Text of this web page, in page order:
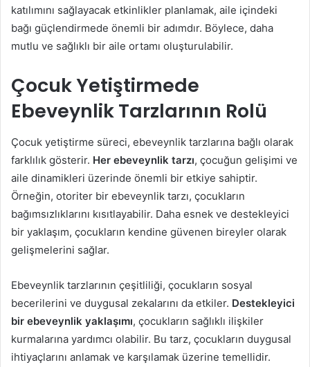
katılımını sağlayacak etkinlikler planlamak, aile içindeki
bağı güçlendirmede önemli bir adımdır. Böylece, daha
mutlu ve sağlıklı bir aile ortamı oluşturulabilir.
Çocuk Yetiştirmede
Ebeveynlik Tarzlarının Rolü
Çocuk yetiştirme süreci, ebeveynlik tarzlarına bağlı olarak
farklılık gösterir. Her ebeveynlik tarzı, çocuğun gelişimi ve
aile dinamikleri üzerinde önemli bir etkiye sahiptir.
Örneğin, otoriter bir ebeveynlik tarzı, çocukların
bağımsızlıklarını kısıtlayabilir. Daha esnek ve destekleyici
bir yaklaşım, çocukların kendine güvenen bireyler olarak
gelişmelerini sağlar.
Ebeveynlik tarzlarının çeşitliliği, çocukların sosyal
becerilerini ve duygusal zekalarını da etkiler. Destekleyici
bir ebeveynlik yaklaşımı, çocukların sağlıklı ilişkiler
kurmalarına yardımcı olabilir. Bu tarz, çocukların duygusal
ihtiyaçlarını anlamak ve karşılamak üzerine temellidir.